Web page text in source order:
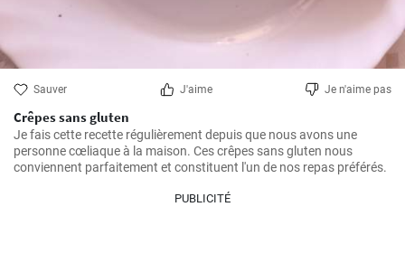
Sauver J'aime Je n'aime pas
Crêpes sans gluten
Je fais cette recette régulièrement depuis que nous avons une
personne cœliaque à la maison. Ces crêpes sans gluten nous
conviennent parfaitement et constituent l'un de nos repas préférés.
PUBLICITÉ